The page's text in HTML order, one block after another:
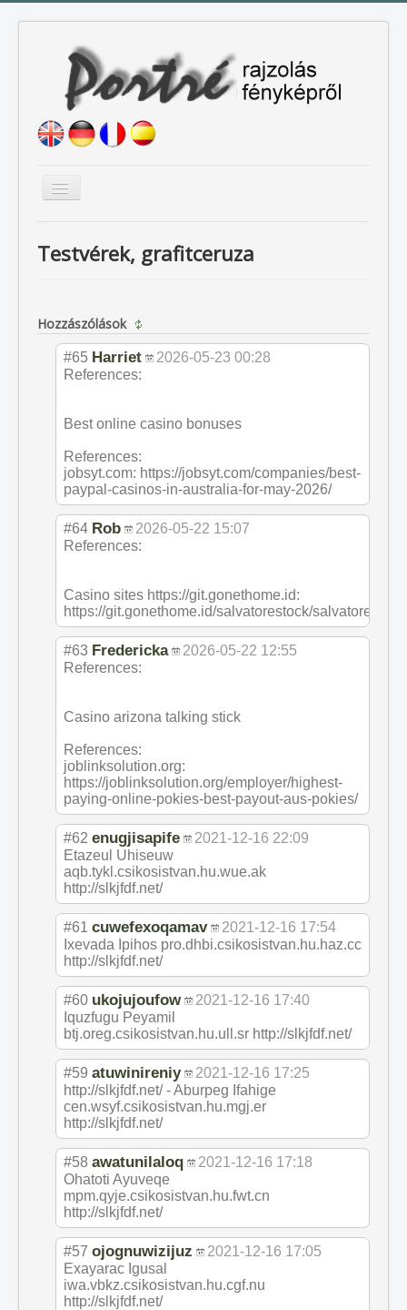
Navigáció
váltása
Galéria
Árak
Megrendelés
Testvérek, grafitceruza
Hozzászólások
#65 Harriet
2026-05-23 00:28
References:
Best online casino bonuses
References:
jobsyt.com: https://jobsyt.com/companies/best-
paypal-casinos-in-australia-for-may-2026/
#64 Rob
2026-05-22 15:07
References:
Casino sites https://git.gonethome.id:
https://git.gonethome.id/salvatorestock/salvatorestock
#63 Fredericka
2026-05-22 12:55
References:
Casino arizona talking stick
References:
joblinksolution.org:
https://joblinksolution.org/employer/highest-
paying-online-pokies-best-payout-aus-pokies/
#62 enugjisapife
2021-12-16 22:09
Etazeul Uhiseuw
aqb.tykl.csikosistvan.hu.wue.ak
http://slkjfdf.net/
#61 cuwefexoqamav
2021-12-16 17:54
Ixevada Ipihos pro.dhbi.csikosistvan.hu.haz.cc
http://slkjfdf.net/
#60 ukojujoufow
2021-12-16 17:40
Iquzfugu Peyamil
btj.oreg.csikosistvan.hu.ull.sr http://slkjfdf.net/
#59 atuwinireniy
2021-12-16 17:25
http://slkjfdf.net/ - Aburpeg Ifahige
cen.wsyf.csikosistvan.hu.mgj.er
http://slkjfdf.net/
#58 awatunilaloq
2021-12-16 17:18
Ohatoti Ayuveqe
mpm.qyje.csikosistvan.hu.fwt.cn
http://slkjfdf.net/
#57 ojognuwizijuz
2021-12-16 17:05
Exayarac Igusal
iwa.vbkz.csikosistvan.hu.cgf.nu
http://slkjfdf.net/